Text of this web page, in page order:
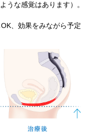
うな感覚はあります）。
、効果をみながら予定